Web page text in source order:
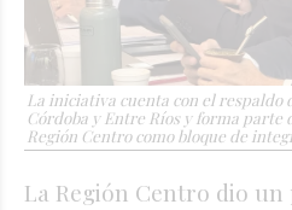
La iniciativa cuenta con el respaldo
Córdoba y Entre Ríos y forma parte
Región Centro como bloque de
La Región Centro dio